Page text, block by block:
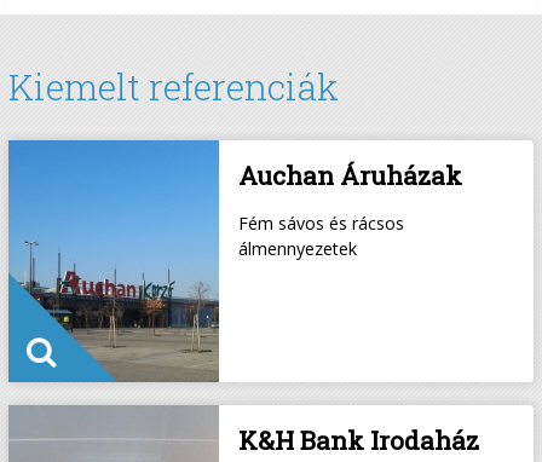
Kiemelt referenciák
Auchan Áruházak
Fém sávos és rácsos
álmennyezetek
K&H Bank Irodaház